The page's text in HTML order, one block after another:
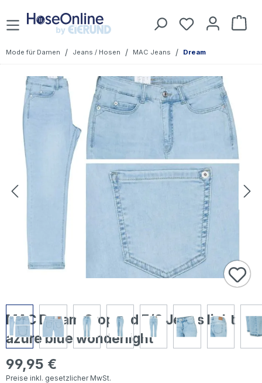
Zum Hauptinhalt springen Du hast 0
Mode für Damen / Jeans / Hosen / MAC Jeans / Dream
Bildergalerie überspringen
MAC Dream Cropped 7/8 Jeans light
azure blue wonderlight
Regulärer Preis:
99,95 €
Preise inkl. gesetzlicher MwSt.